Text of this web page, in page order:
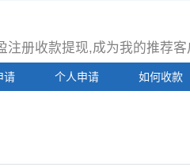
注册收款提现,成为我的推荐
请 个人申请 如何收款